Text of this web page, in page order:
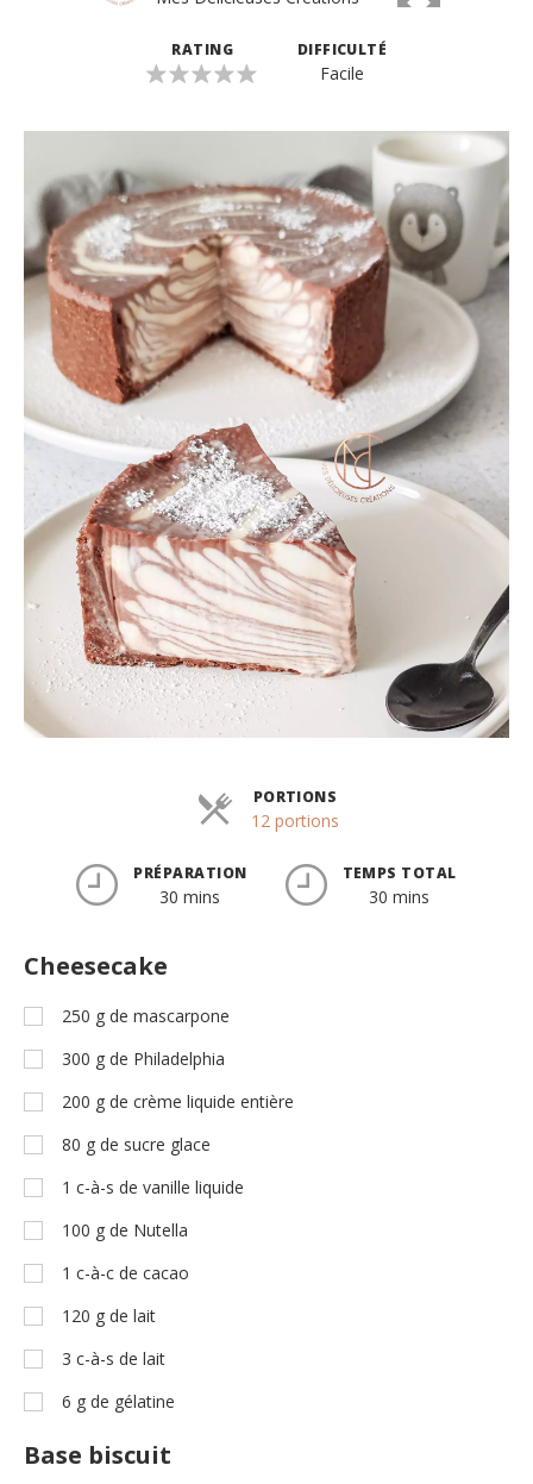
RATING DIFFICULTÉ
Facile
PORTIONS
12 portions
PRÉPARATION
30 mins
TEMPS TOTAL
30 mins
Cheesecake
250 g de mascarpone
300 g de Philadelphia
200 g de crème liquide entière
80 g de sucre glace
1 c-à-s de vanille liquide
100 g de Nutella
1 c-à-c de cacao
120 g de lait
3 c-à-s de lait
6 g de gélatine
Base biscuit